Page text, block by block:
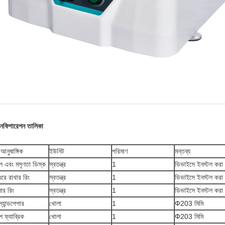
তালিকা
ইউনিট পরিমাণ
মন্তব্য
এবং মসৃণতা ডিস্ক স্বতন্ত্র 1
ডিভাইসে ইনস্টল
রাখার রিং
স্বতন্ত্র 1
ডিভাইসে ইনস্টল
রিং
স্বতন্ত্র 1
ডিভাইসে ইনস্টল
খোলা 1
Φ203 মিমি
ফ্যাব্রিক
খোলা 1
Φ203 মিমি